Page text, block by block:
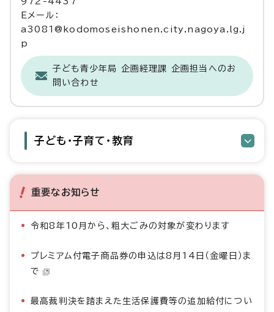
Eメール：
a3081@kodomoseishonen.city.nagoya.lg.j
p
子ども青少年局 企画経理課 企画担当へのお
問い合わせ
子ども・子育て・教育
重要なお知らせ
令和8年10月から、粗大ごみの対象が変わります
プレミアム付電子商品券の申込は8月14日（金曜日）ま
で
最高裁判決を踏まえた生活保護費等の追加給付につい